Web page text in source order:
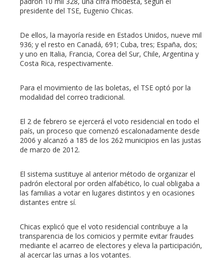
presidente del TSE, Eugenio Chicas.
De ellos, la mayoría reside en Estados Unidos, nueve mil
936; y el resto en Canadá, 691; Cuba, tres; España, dos;
y uno en Italia, Francia, Corea del Sur, Chile, Argentina y
Costa Rica, respectivamente.
Para el movimiento de las boletas, el TSE optó por la
modalidad del correo tradicional.
El 2 de febrero se ejercerá el voto residencial en todo el
país, un proceso que comenzó escalonadamente desde
2006 y alcanzó a 185 de los 262 municipios en las justas
de marzo de 2012.
El sistema sustituye al anterior método de organizar el
padrón electoral por orden alfabético, lo cual obligaba a
las familias a votar en lugares distintos y en ocasiones
distantes entre sí.
Chicas explicó que el voto residencial contribuye a la
transparencia de los comicios y permite evitar fraudes
mediante el acarreo de electores y eleva la participación,
al acercar las urnas a los votantes.